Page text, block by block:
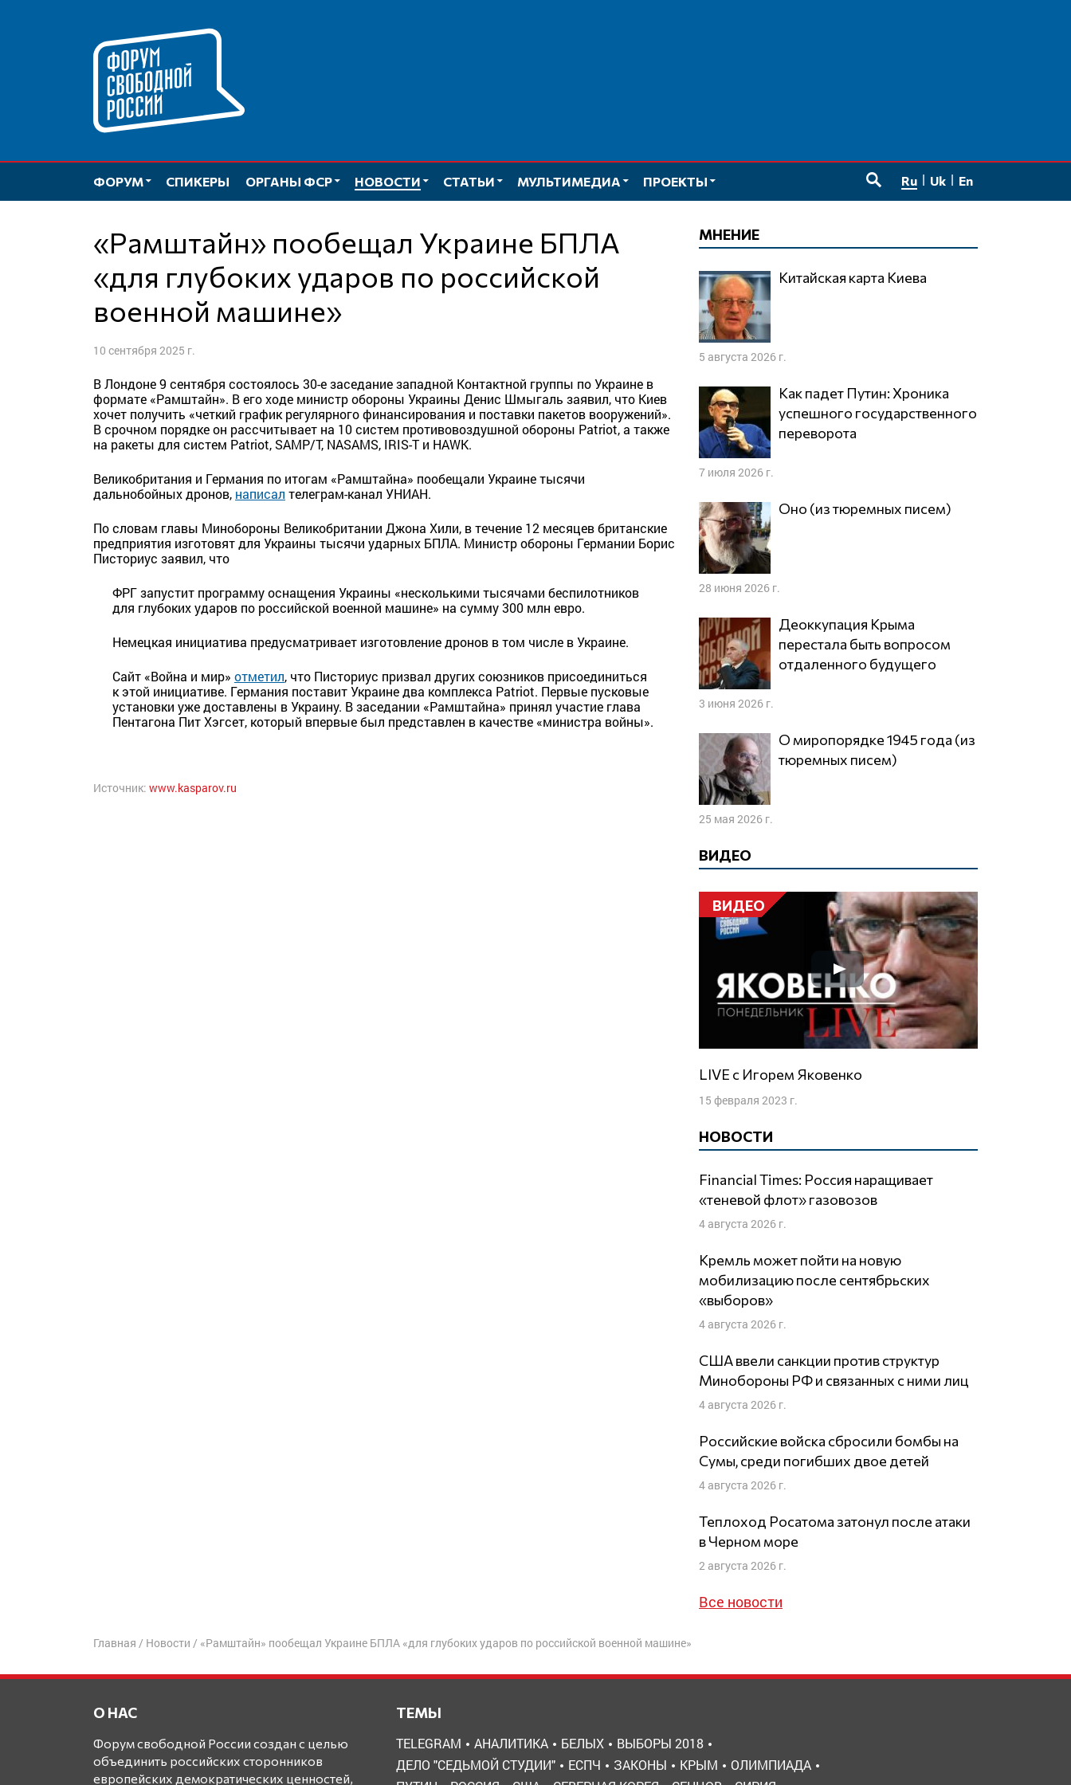
ФОРУМ СПИКЕРЫ ОРГАНЫ ФСР НОВОСТИ СТАТЬИ МУЛЬТИМЕДИА
ПРОЕКТЫ
Ru Uk En
«Рамштайн» пообещал Украине БПЛА
«для глубоких ударов по российской
военной машине»
10 сентября 2025 г.
В Лондоне 9 сентября состоялось 30-е заседание западной Контактной группы по Украине в
формате «Рамштайн». В его ходе министр обороны Украины Денис Шмыгаль заявил, что Киев
хочет получить «четкий график регулярного финансирования и поставки пакетов вооружений».
В срочном порядке он рассчитывает на 10 систем противовоздушной обороны Patriot, а также
на ракеты для систем Patriot, SAMP/T, NASAMS, IRIS-T и HAWK.
Великобритания и Германия по итогам «Рамштайна» пообещали Украине тысячи
дальнобойных дронов, написал телеграм-канал УНИАН.
По словам главы Минобороны Великобритании Джона Хили, в течение 12 месяцев британские
предприятия изготовят для Украины тысячи ударных БПЛА. Министр обороны Германии Борис
Писториус заявил, что
ФРГ запустит программу оснащения Украины «несколькими тысячами беспилотников
для глубоких ударов по российской военной машине» на сумму 300 млн евро.
Немецкая инициатива предусматривает изготовление дронов в том числе в Украине.
Сайт «Война и мир» отметил, что Писториус призвал других союзников присоединиться
к этой инициативе. Германия поставит Украине два комплекса Patriot. Первые пусковые
установки уже доставлены в Украину. В заседании «Рамштайна» принял участие глава
Пентагона Пит Хэгсет, который впервые был представлен в качестве «министра войны».
Источник: www.kasparov.ru
МНЕНИЕ
Китайская карта Киева
5 августа 2026 г.
Как падет Путин: Хроника
успешного государственного
переворота
7 июля 2026 г.
Оно (из тюремных писем)
28 июня 2026 г.
Деоккупация Крыма
перестала быть вопросом
отдаленного будущего
3 июня 2026 г.
О миропорядке 1945 года (из
тюремных писем)
25 мая 2026 г.
ВИДЕО
ВИДЕО
LIVE с Игорем Яковенко
15 февраля 2023 г.
НОВОСТИ
Financial Times: Россия наращивает
«теневой флот» газовозов
4 августа 2026 г.
Кремль может пойти на новую
мобилизацию после сентябрьских
«выборов»
4 августа 2026 г.
США ввели санкции против структур
Минобороны РФ и связанных с ними лиц
4 августа 2026 г.
Российские войска сбросили бомбы на
Сумы, среди погибших двое детей
4 августа 2026 г.
Теплоход Росатома затонул после атаки
в Черном море
2 августа 2026 г.
Все новости
Главная / Новости / «Рамштайн» пообещал Украине БПЛА «для глубоких ударов по российской военной машине»
О НАС
Форум свободной России создан с целью
объединить российских сторонников
европейских демократических ценностей,
ТЕМЫ
TELEGRAM АНАЛИТИКА БЕЛЫХ
ВЫБОРЫ 2018
ДЕЛО "СЕДЬМОЙ СТУДИИ"
ЕСПЧ ЗАКОНЫ КРЫМ
ОЛИМПИАДА